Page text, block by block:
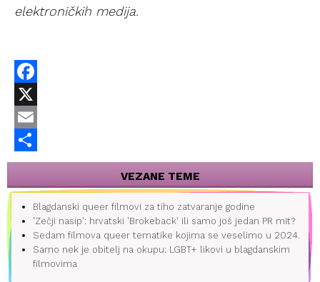
elektroničkih medija.
Facebook
X
Email
Share
VEZANE TEME
Blagdanski queer filmovi za tiho zatvaranje godine
'Zečji nasip': hrvatski 'Brokeback' ili samo još jedan PR mit?
Sedam filmova queer tematike kojima se veselimo u 2024.
Samo nek je obitelj na okupu: LGBT+ likovi u blagdanskim
filmovima